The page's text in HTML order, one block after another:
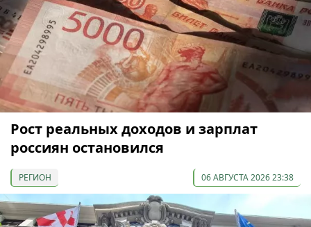
Рост реальных доходов и зарплат
россиян остановился
РЕГИОН 06 АВГУСТА 2026 23:38